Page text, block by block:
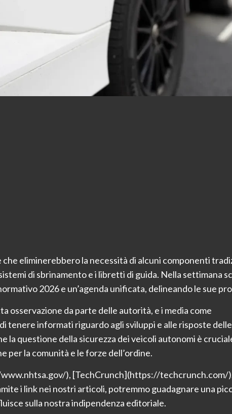
che eliminerebbero la necessità di alcuni componenti
di sbrinamento e i libretti di guida. Nella settimana
2026 e un’agenda unificata, delineando le sue
osservazione da parte delle autorità, e i media come
tenere informati riguardo agli sviluppi e alle risposte delle
la questione della sicurezza dei veicoli autonomi è
per la comunità e le forze dell’ordine.
), [TechCrunch](https://techcrunch.com/
i link nei nostri articoli, potremmo guadagnare una
sulla nostra indipendenza editoriale.